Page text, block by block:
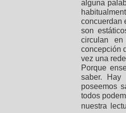
alguna
concuerdan
son
circulan
concepción
vez una
Porque
saber.
poseemos
todos
nuestra